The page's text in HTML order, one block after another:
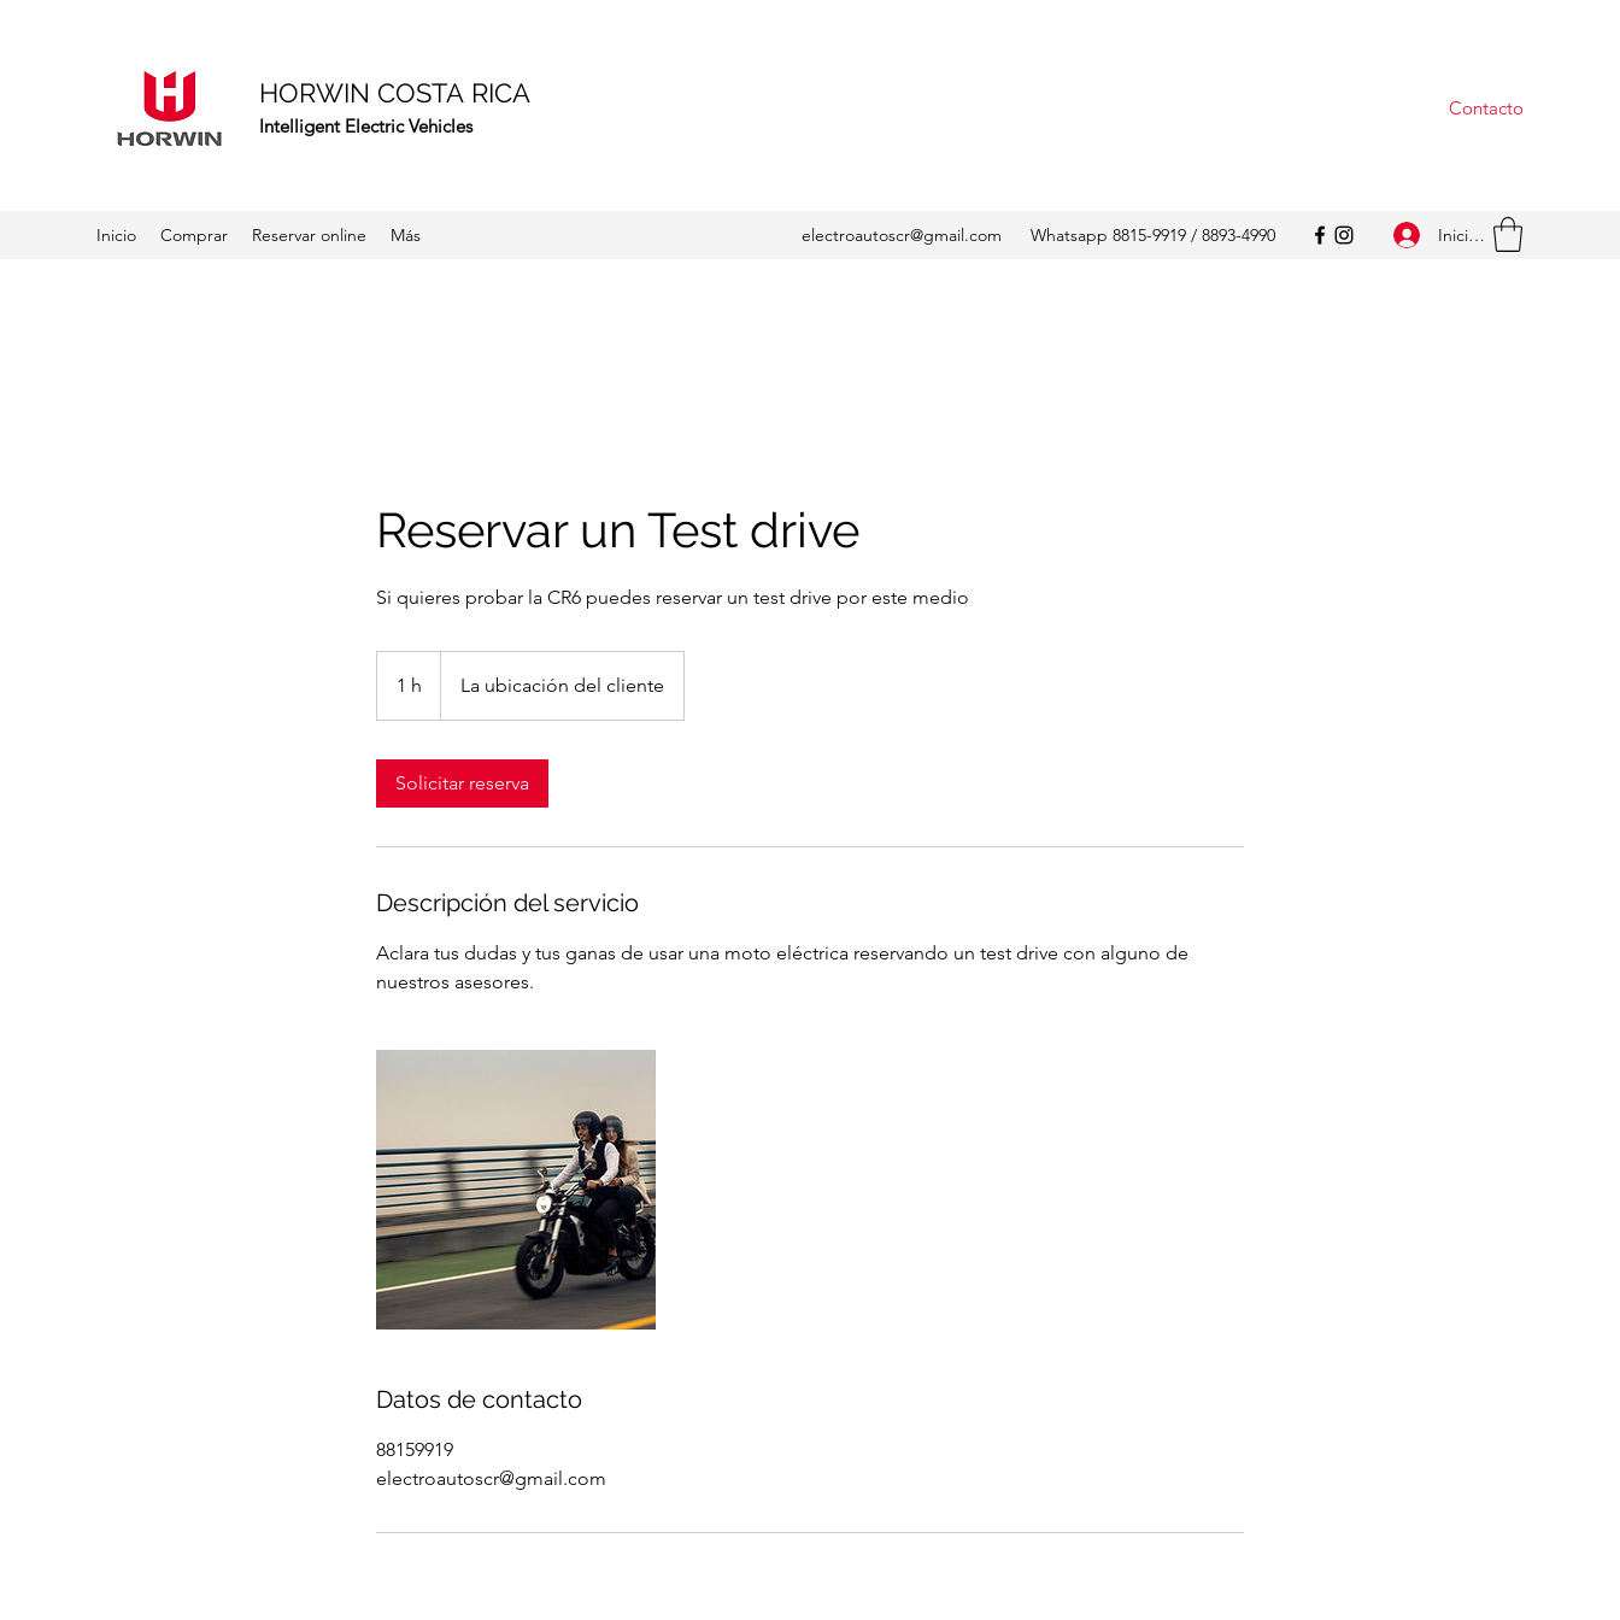
HORWIN COSTA RICA
Intelligent Electric Vehicles
Contacto
Inicio Comprar Reservar online Más electroautoscr@gmail.com Whatsapp 8815-9919 / 8893-4990 Iniciar sesión
Reservar un Test drive
Si quieres probar la CR6 puedes reservar un test drive por este medio
1 h La ubicación del cliente
Solicitar reserva
Descripción del servicio
Aclara tus dudas y tus ganas de usar una moto eléctrica reservando un test drive con alguno de
nuestros asesores.
Datos de contacto
88159919
electroautoscr@gmail.com